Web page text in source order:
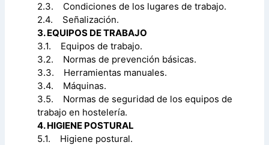
2.3. Condiciones de los lugares de trabajo.
2.4. Señalización.
3. EQUIPOS DE TRABAJO
3.1. Equipos de trabajo.
3.2. Normas de prevención básicas.
3.3. Herramientas manuales.
3.4. Máquinas.
3.5. Normas de seguridad de los equipos de
trabajo en hostelería.
4. HIGIENE POSTURAL
5.1. Higiene postural.